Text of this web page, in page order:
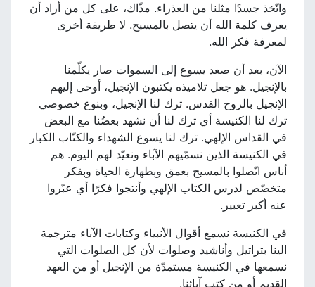
واتّخذ جسدًا مثلنا من العذراء. مذّاك، على كل من أراد أن
يعرف كلمة الله أن يتصل بالمسيح. لا طريقة أخرى
لمعرفة فكر الله.
الآن، بعد أن صعد يسوع إلى السموات صار يكلّمنا
بالإنجيل. هو جعل تلاميذه يكتبون الإنجيل، أوحى إليهم
الإنجيل بالروح القدس. ترك لنا الإنجيل، وبنوع خصوصي
ترك لنا الكنيسة أي ترك لنا أن نشهد بعضُنا مع البعض
في القداس الإلهي. ترك لنا يسوع الشهداء والكتّاب الكبار
في الكنيسة الذين نسمّيهم الآباء ونعيّد لهم اليوم. هم
أناس اتّصلوا بالمسيح بعمق وبطهارة الحياة وبفكر
متخصّص لدرس الكتاب الإلهي وأنتجوا فكرًا أي عبّروا
عنه أكبر تعبير.
في الكنيسة نسمع أقوال الأنبياء وكتابات الآباء مترجمة
الينا بتراتيل وأناشيد وصلوات لأن كل الصلوات التي
نسمعها في الكنيسة مستمدّة من الإنجيل أو من العهد
القديم أو من كتب آبائنا.